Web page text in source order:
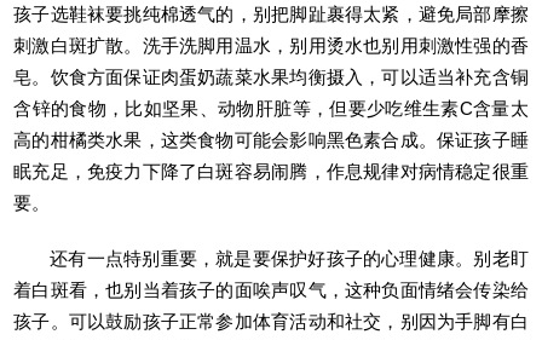
孩子选鞋袜要挑纯棉透气的，别把脚趾裹得太紧，避免局部摩擦
刺激白斑扩散。洗手洗脚用温水，别用烫水也别用刺激性强的香
皂。饮食方面保证肉蛋奶蔬菜水果均衡摄入，可以适当补充含铜
含锌的食物，比如坚果、动物肝脏等，但要少吃维生素C含量太
高的柑橘类水果，这类食物可能会影响黑色素合成。保证孩子睡
眠充足，免疫力下降了白斑容易闹腾，作息规律对病情稳定很重
要。
还有一点特别重要，就是要保护好孩子的心理健康。别老盯
着白斑看，也别当着孩子的面唉声叹气，这种负面情绪会传染给
孩子。可以鼓励孩子正常参加体育活动和社交，别因为手脚有白